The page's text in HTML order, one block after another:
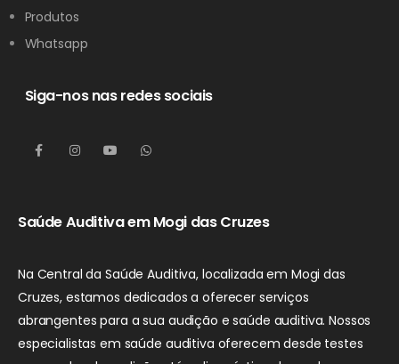
Produtos
Whatsapp
Siga-nos nas redes sociais
Saúde Auditiva em Mogi das Cruzes
Na Central da Saúde Auditiva, localizada em Mogi das
Cruzes, estamos dedicados a oferecer serviços
abrangentes para a sua audição e saúde auditiva. Nossos
especialistas em saúde auditiva oferecem desde testes